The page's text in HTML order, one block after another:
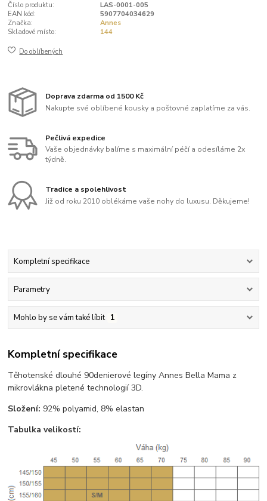
Číslo produktu:
LAS-0001-005
EAN kód:
5907704034629
Značka:
Annes
Skladové místo:
144
Do oblíbených
Doprava zdarma od 1500 Kč
Nakupte své oblíbené kousky a poštovné zaplatíme za vás.
Pečlivá expedice
Vaše objednávky balíme s maximální péčí a odesíláme 2x
týdně.
Tradice a spolehlivost
Již od roku 2010 oblékáme vaše nohy do luxusu. Děkujeme!
Kompletní specifikace
Parametry
Mohlo by se vám také líbit 1
Kompletní specifikace
Těhotenské dlouhé 90denierové legíny Annes Bella Mama z
mikrovlákna pletené technologií 3D.
Složení: 92% polyamid, 8% elastan
Tabulka velikostí: